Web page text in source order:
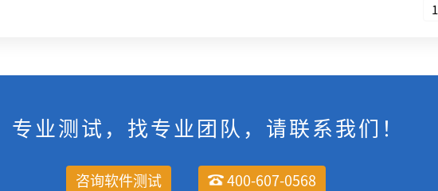
1
专业测试，找专业团队，请联系我们！
咨询软件测试 400-607-0568